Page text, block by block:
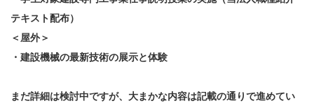
テキスト配布）
＜屋外＞
・建設機械の最新技術の展示と体験
まだ詳細は検討中ですが、大まかな内容は記載の通りで進めてい